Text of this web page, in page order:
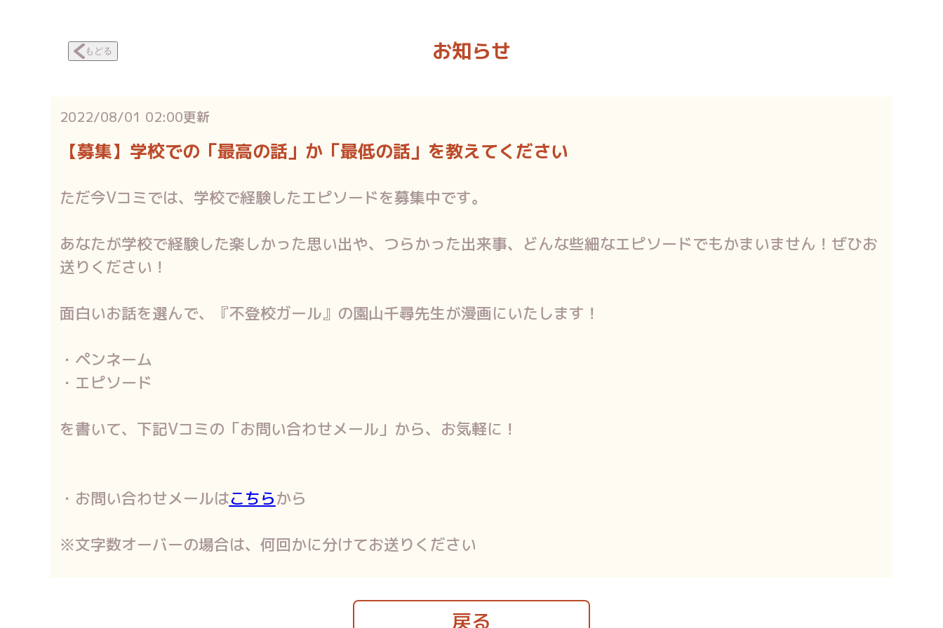
もどる お知らせ
2022/08/01 02:00更新
【募集】学校での「最高の話」か「最低の話」を教えてください
ただ今Vコミでは、学校で経験したエピソードを募集中です。
あなたが学校で経験した楽しかった思い出や、つらかった出来事、どんな些細なエピソードでもかまいません！ぜひお
送りください！
面白いお話を選んで、『不登校ガール』の園山千尋先生が漫画にいたします！
・ペンネーム
・エピソード
を書いて、下記Vコミの「お問い合わせメール」から、お気軽に！
・お問い合わせメールはこちらから
※文字数オーバーの場合は、何回かに分けてお送りください
戻る